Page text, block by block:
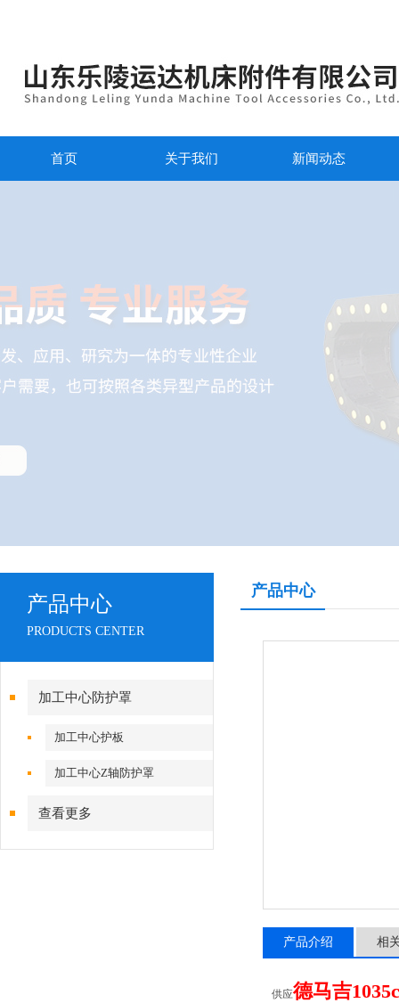
首页 关于我们 新闻动态
产品中心
PRODUCTS CENTER
加工中心防护罩
加工中心护板
加工中心Z轴防护罩
查看更多
产品中心
产品介绍 相
供应德马吉